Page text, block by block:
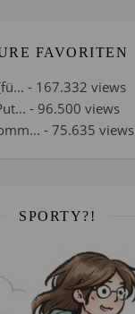
FAVORITEN
- 167.332 views
- 96.500 views
- 75.635 views
SPORTY?!